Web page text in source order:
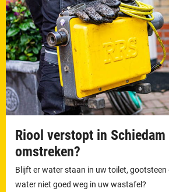
Riool verstopt in Schiedam
omstreken?
Blijft er water staan in uw toilet,
water niet goed weg in uw wastafel?